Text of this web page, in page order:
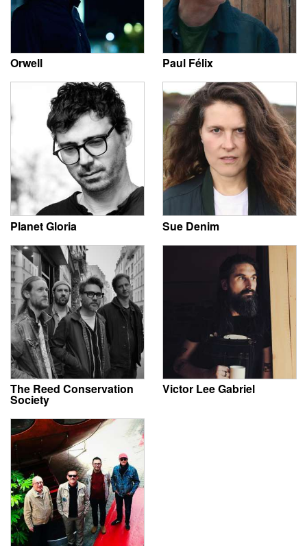
Orwell Paul Félix
Planet Gloria Sue Denim
The Reed Conservation
Society
Victor Lee Gabriel